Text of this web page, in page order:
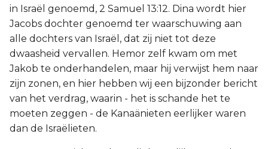
in Israël genoemd, 2 Samuel 13:12. Dina wordt hier
Jacobs dochter genoemd ter waarschuwing aan
alle dochters van Israël, dat zij niet tot deze
dwaasheid vervallen. Hemor zelf kwam om met
Jakob te onderhandelen, maar hij verwijst hem naar
zijn zonen, en hier hebben wij een bijzonder bericht
van het verdrag, waarin - het is schande het te
moeten zeggen - de Kanaänieten eerlijker waren
dan de Israëlieten.